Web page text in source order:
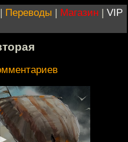
| Переводы | Магазин | VIP